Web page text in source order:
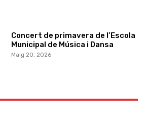
Concert de primavera de l’Escola
Municipal de Música i Dansa
Maig 20, 2026